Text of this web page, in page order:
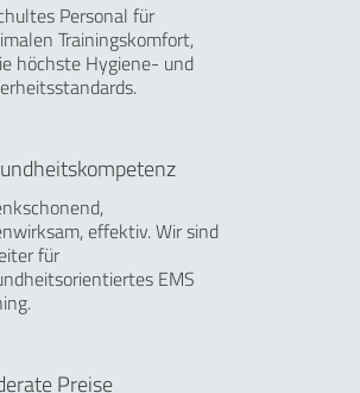
Personal für
Trainingskomfort,
höchste Hygiene- und
effektiv. Wir sind
für
EMS
Preise